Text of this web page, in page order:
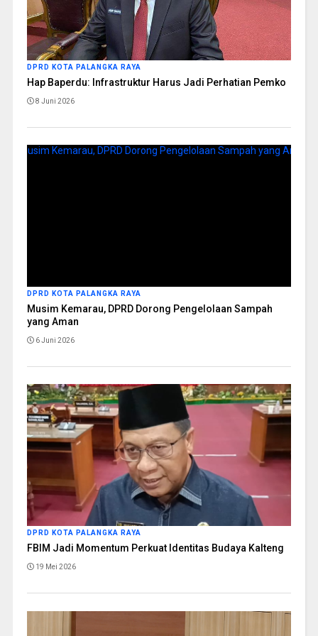
DPRD KOTA PALANGKA RAYA
Hap Baperdu: Infrastruktur Harus Jadi Perhatian Pemko
8 Juni 2026
DPRD KOTA PALANGKA RAYA
Musim Kemarau, DPRD Dorong Pengelolaan Sampah
yang Aman
6 Juni 2026
DPRD KOTA PALANGKA RAYA
FBIM Jadi Momentum Perkuat Identitas Budaya Kalteng
19 Mei 2026